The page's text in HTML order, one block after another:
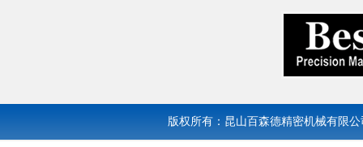
版权所有：昆山百森德精密机械有限